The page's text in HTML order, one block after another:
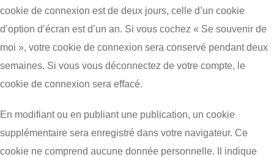
cookie de connexion est de deux jours, celle d’un cookie
d’option d’écran est d’un an. Si vous cochez « Se souvenir de
moi », votre cookie de connexion sera conservé pendant deux
semaines. Si vous vous déconnectez de votre compte, le
cookie de connexion sera effacé.
En modifiant ou en publiant une publication, un cookie
supplémentaire sera enregistré dans votre navigateur. Ce
cookie ne comprend aucune donnée personnelle. Il indique